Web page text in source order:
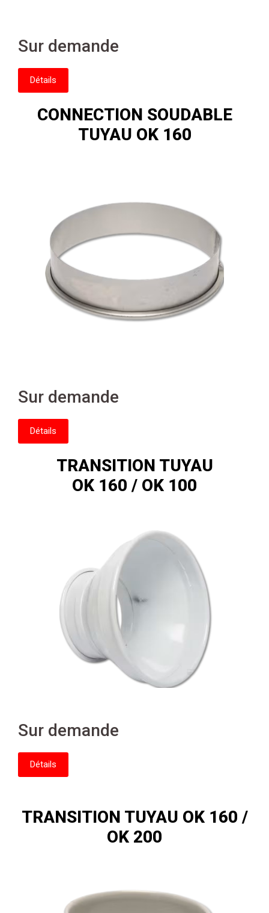
Sur demande
Détails
CONNECTION SOUDABLE
TUYAU OK 160
Sur demande
Détails
TRANSITION TUYAU
OK 160 / OK 100
Sur demande
Détails
TRANSITION TUYAU OK 160 /
OK 200